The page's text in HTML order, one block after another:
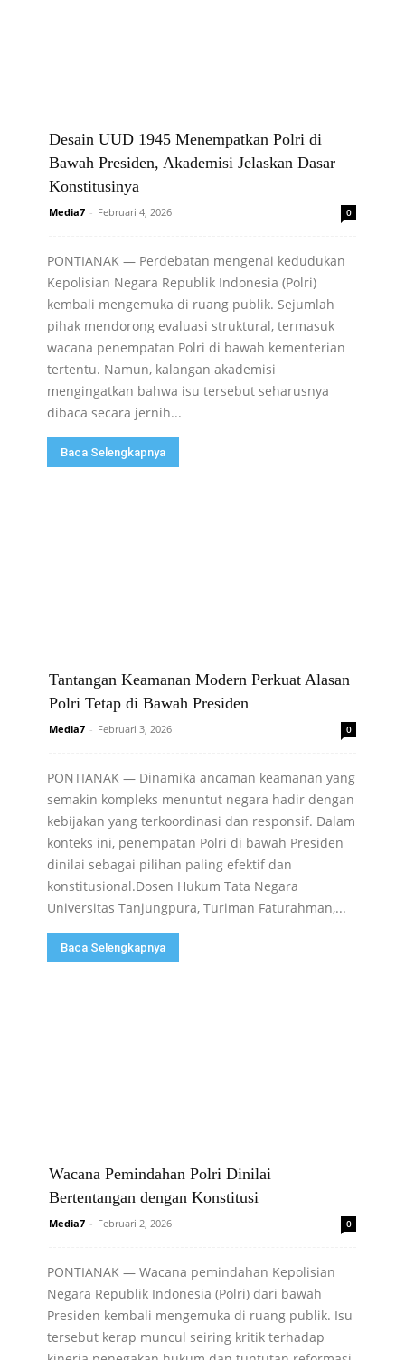
Desain UUD 1945 Menempatkan Polri di
Bawah Presiden, Akademisi Jelaskan Dasar
Konstitusinya
Media7 - Februari 4, 2026 0
PONTIANAK — Perdebatan mengenai kedudukan
Kepolisian Negara Republik Indonesia (Polri)
kembali mengemuka di ruang publik. Sejumlah
pihak mendorong evaluasi struktural, termasuk
wacana penempatan Polri di bawah kementerian
tertentu. Namun, kalangan akademisi
mengingatkan bahwa isu tersebut seharusnya
dibaca secara jernih...
Baca Selengkapnya
Tantangan Keamanan Modern Perkuat Alasan
Polri Tetap di Bawah Presiden
Media7 - Februari 3, 2026 0
PONTIANAK — Dinamika ancaman keamanan yang
semakin kompleks menuntut negara hadir dengan
kebijakan yang terkoordinasi dan responsif. Dalam
konteks ini, penempatan Polri di bawah Presiden
dinilai sebagai pilihan paling efektif dan
konstitusional.Dosen Hukum Tata Negara
Universitas Tanjungpura, Turiman Faturahman,...
Baca Selengkapnya
Wacana Pemindahan Polri Dinilai
Bertentangan dengan Konstitusi
Media7 - Februari 2, 2026 0
PONTIANAK — Wacana pemindahan Kepolisian
Negara Republik Indonesia (Polri) dari bawah
Presiden kembali mengemuka di ruang publik. Isu
tersebut kerap muncul seiring kritik terhadap